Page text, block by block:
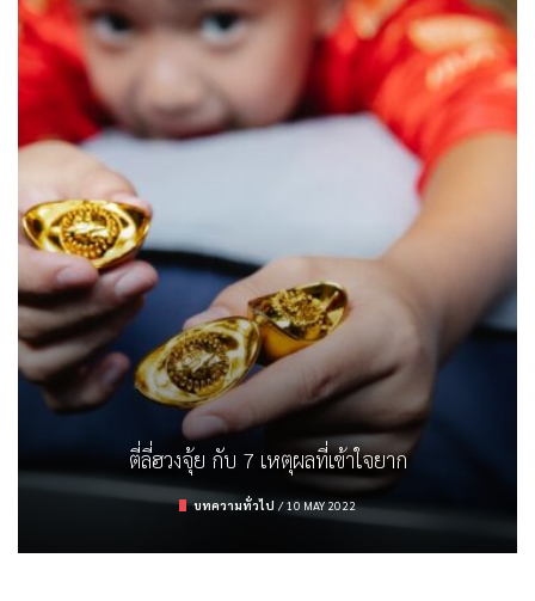
ตี่ลี่ฮวงจุ้ย กับ 7 เหตุผลที่เข้าใจยาก
บทความทั่วไป / 10 MAY 2022
ตรวจสลาก ธอส. งวด 16/3/65
การลงทุน 16 MARCH 2022
รถยนต์ไฟฟ้า คิดให้ดีก่อนมีครอบครอง
ยานยนต์ / 9 APRIL 2022
รู้จักกับจุดความร้อน (Hot Spot) และสาเหตุ
บทความทั่วไป / 19 FEBRUARY 2023